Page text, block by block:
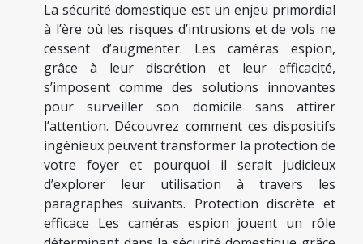
La sécurité domestique est un enjeu primordial
à l’ère où les risques d’intrusions et de vols ne
cessent d’augmenter. Les caméras espion,
grâce à leur discrétion et leur efficacité,
s’imposent comme des solutions innovantes
pour surveiller son domicile sans attirer
l’attention. Découvrez comment ces dispositifs
ingénieux peuvent transformer la protection de
votre foyer et pourquoi il serait judicieux
d’explorer leur utilisation à travers les
paragraphes suivants. Protection discrète et
efficace Les caméras espion jouent un rôle